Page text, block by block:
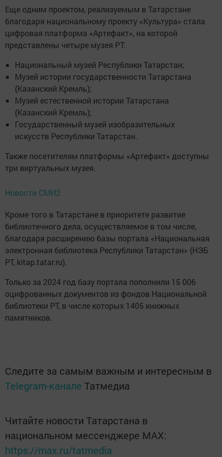
Еще одним проектом, реализуемым в Татарстане
благодаря национальному проекту «Культура» стала
цифровая платформа «Артефакт», на которой
представлены четыре музея РТ:
Национальный музей Республики Татарстан;
Музей истории государственности Татарстана
(Казанский Кремль);
Музей естественной истории Татарстана
(Казанский Кремль);
Государственный музей изобразительных
искусств Республики Татарстан.
Также посетителям платформы «Артефакт» доступны
три виртуальных музея.
Новости СМИ2
Кроме того в Татарстане в приоритете развитие
библиотечного дела, осуществляемое в том числе,
благодаря расширению базы портала «Национальная
электронная библиотека Республики Татарстан» (НЭБ
РТ, kitap.tatar.ru).
Только за 2024 год базу портала пополнили 15 006
оцифрованных документов из фондов Национальной
библиотеки РТ, в числе которых 1405 книжных
памятников.
Следите за самым важным и интересным в
Telegram-канале Татмедиа
Читайте новости Татарстана в
национальном мессенджере MАХ:
https://max.ru/tatmedia